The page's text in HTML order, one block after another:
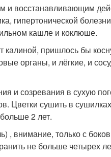
и восстанавливающим
гипертонической
кашле и коклюше.
пришлось бы
органы, и лёгкие, и
и созревания в сухую
Цветки сушить в
2 лет.
внимание, только с
не больше четырех